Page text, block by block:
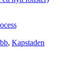
, Kapstaden